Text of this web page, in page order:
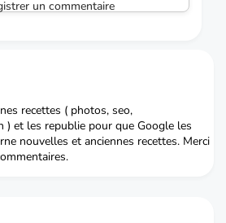
un commentaire
recettes ( photos, seo,
) et les republie pour que Google les
nouvelles et anciennes recettes. Merci